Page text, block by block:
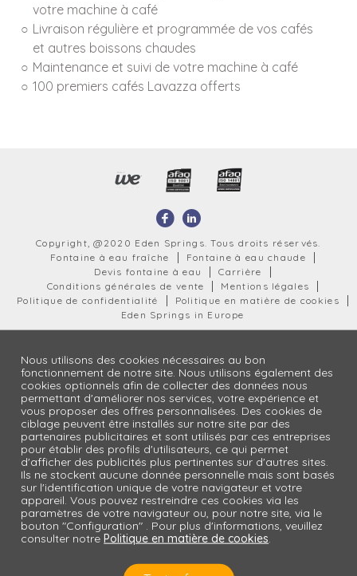
votre machine à café
Livraison régulière et programmée de vos cafés
et autres boissons chaudes
Maintenance et suivi de votre machine à café
100 premiers cafés Lavazza offerts
Copyright, @2020 Eden Springs. Tous droits réservés.
Fontaine à eau fraîche
Fontaine à eau chaude
Devis fontaine à eau
Carrière
Conditions générales de vente
Mentions légales
Politique de confidentialité
Politique en matière de cookies
Eden Springs in Europe
Nous utilisons des cookies nécessaires au bon
fonctionnement de notre site. Nous utilisons également des
cookies optionnels afin de collecter des données nous
permettant d'améliorer nos services, votre expérience et
vous proposer des offres personnalisées. Des cookies de
ciblage peuvent être installés sur notre site par des
partenaires publicitaires et sont utilisés par ces entreprises
pour établir des profils d'utilisateurs, ce qui permet
d'afficher des publicités plus pertinentes sur d'autres sites.
Ils ne stockent aucune donnée personnelle mais sont basés
sur l'identification unique de votre navigateur et votre
appareil. Vous pouvez restreindre ces cookies via les
paramètres de votre navigateur ou, pour notre site, via le
bouton "Configuration" . Pour plus d'informations, veuillez
consulter notrePolitique en matière de cookies.